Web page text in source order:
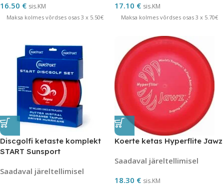
16.50 € sis.KM
Maksa kolmes võrdses osas 3 x 5.50€
17.10 € sis.KM
Maksa kolmes võrdses osas 3 x 5.70€
Discgolfi ketaste komplekt
START Sunsport
Saadaval järeltellimisel
Koerte ketas Hyperflite Jawz
Saadaval järeltellimisel
18.30 € sis.KM